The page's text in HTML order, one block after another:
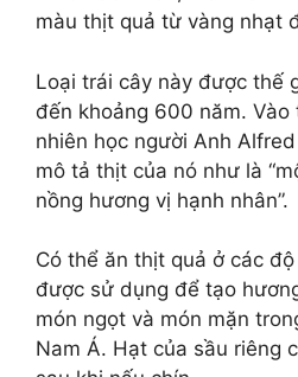
màu thịt quả từ vàng nhạt
Loại trái cây này được thế
đến khoảng 600 năm. Vào
nhiên học người Anh
mô tả thịt của nó như là
nồng hương vị hạnh nhân”.
Có thể ăn thịt quả ở các
được sử dụng để tạo
món ngọt và món mặn
Nam Á. Hạt của sầu riêng